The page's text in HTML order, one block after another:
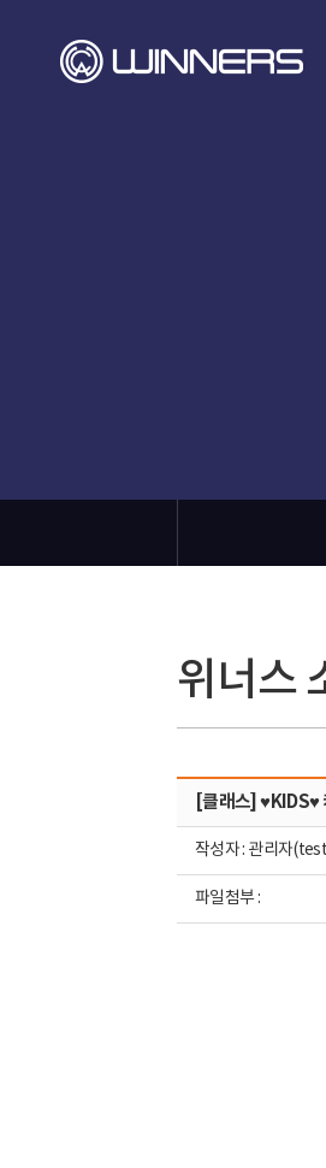
위너스
[클래스] ♥KIDS♥
작성자 : 관리자
파일첨부 :